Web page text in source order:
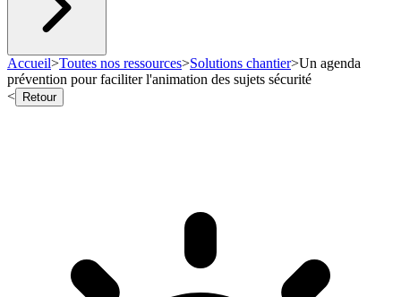
Accueil>Toutes nos ressources>Solutions chantier>Un agenda
prévention pour faciliter l'animation des sujets sécurité
<
Retour